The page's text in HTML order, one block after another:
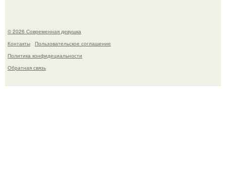
© 2026 Современная девушка
Контакты
Пользовательское соглашение
Политика конфидециальности
Обратная связь